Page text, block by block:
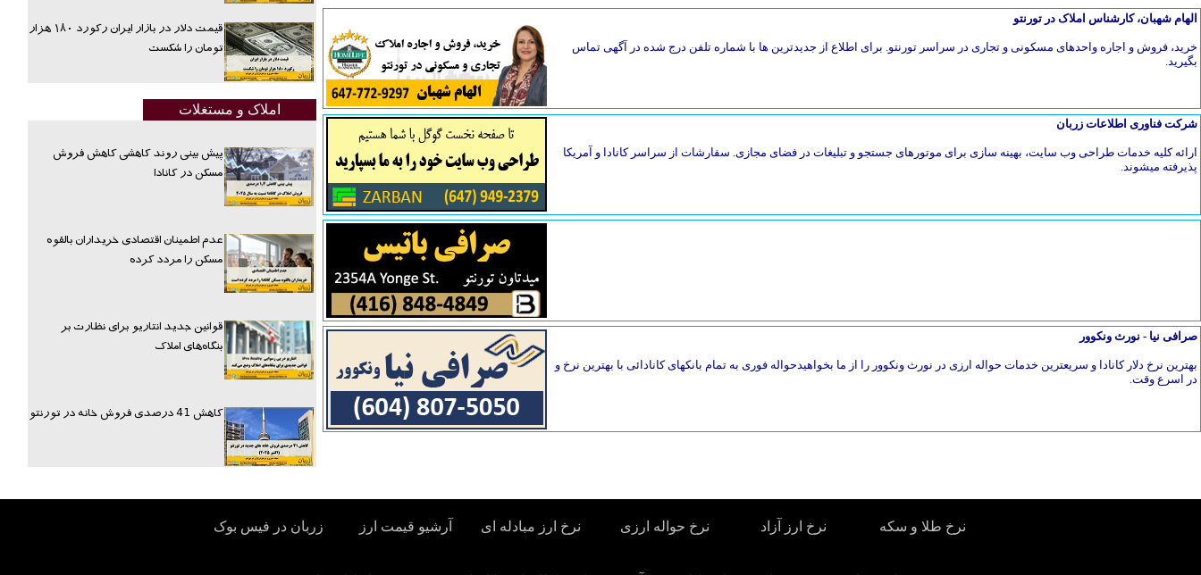
الهام شهبان، کارشناس املاک در تورنتو
خرید، فروش و اجاره واحدهای مسکونی و تجاری در سراسر تورنتو. برای اطلاع از جدیدترین ها با شماره تلفن درج شده در آگهی تماس
بگیرید.
شرکت فناوری اطلاعات زربان
ارائه کلیه خدمات طراحی وب سایت، بهینه سازی برای موتورهای جستجو و تبلیغات در فضای مجازی. سفارشات از سراسر کانادا و آمریکا
پذیرفته میشوند.
صرافی نیا - نورث ونکوور
بهترین نرخ دلار کانادا و سریعترین خدمات حواله ارزی در نورث ونکوور را از ما بخواهیدحواله فوری به تمام بانکهای کانادائی با بهترین نرخ و
در اسرع وقت.
قیمت دلار در بازار ایران رکورد ۱۸۰ هزار
تومان را شکست
املاک و مستغلات
پیش بینی روند کاهشی کاهش فروش
مسکن در کانادا
عدم اطمینان اقتصادی خریداران بالقوه
مسکن را مردد کرده
قوانین جدید انتاریو برای نظارت بر
بنگاه‌های املاک
کاهش 41 درصدی فروش خانه در تورنتو
نرخ طلا و سکه نرخ ارز آزاد نرخ حواله ارزی نرخ ارز مبادله ای آرشیو قیمت ارز زربان در فیس بوک